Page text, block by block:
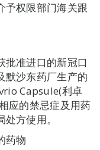
予权限部门海关跟
批准进口的新冠口
默沙东药厂生产的
Capsule(利卓
应的禁忌症及用药
方使用。
药物